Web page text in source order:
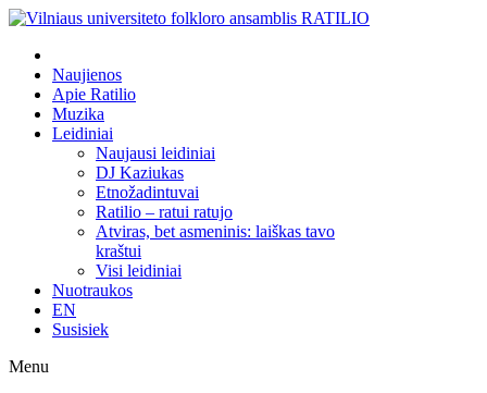
Naujienos
Apie Ratilio
Muzika
Leidiniai
Naujausi leidiniai
DJ Kaziukas
Etnožadintuvai
Ratilio – ratui ratujo
Atviras, bet asmeninis: laiškas tavo
kraštui
Visi leidiniai
Nuotraukos
EN
Susisiek
Menu